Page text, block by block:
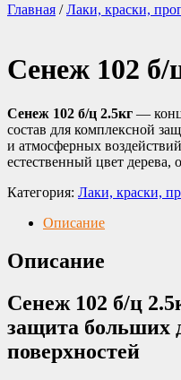
Главная /Лаки, краски,
Сенеж 102 б/
Сенеж 102 б/ц 2.5кг —
состав для комплексной
и атмосферных
естественный цвет дерева,
Категория: Лаки, краски,
Описание
Описание
Сенеж 102 б/ц
защита больших
поверхностей